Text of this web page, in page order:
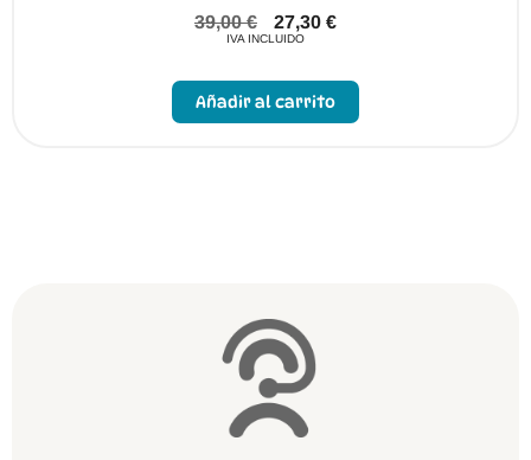
39,00€ 27,30 €
IVA INCLUIDO
Añadir al carrito